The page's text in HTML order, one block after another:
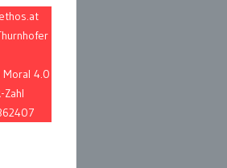
4.0
Zahl